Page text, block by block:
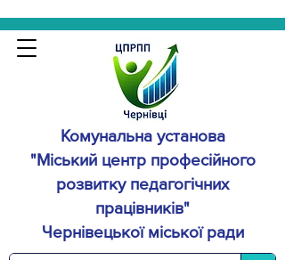
Комунальна установа
"Міський центр професійного
розвитку педагогічних
працівників"
Чернівецької міської ради